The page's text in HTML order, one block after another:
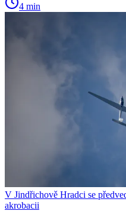
4 min
V Jindřichově Hradci se
akrobacii